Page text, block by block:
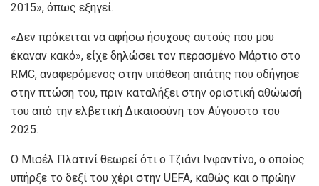
2015», όπως εξηγεί.
«Δεν πρόκειται να αφήσω ήσυχους αυτούς που μου
έκαναν κακό», είχε δηλώσει τον περασμένο Μάρτιο στο
RMC, αναφερόμενος στην υπόθεση απάτης που οδήγησε
στην πτώση του, πριν καταλήξει στην οριστική αθώωσή
του από την ελβετική Δικαιοσύνη τον Αύγουστο του
2025.
Ο Μισέλ Πλατινί θεωρεί ότι ο Τζιάνι Ινφαντίνο, ο οποίος
υπήρξε το δεξί του χέρι στην UEFA, καθώς και ο πρώην